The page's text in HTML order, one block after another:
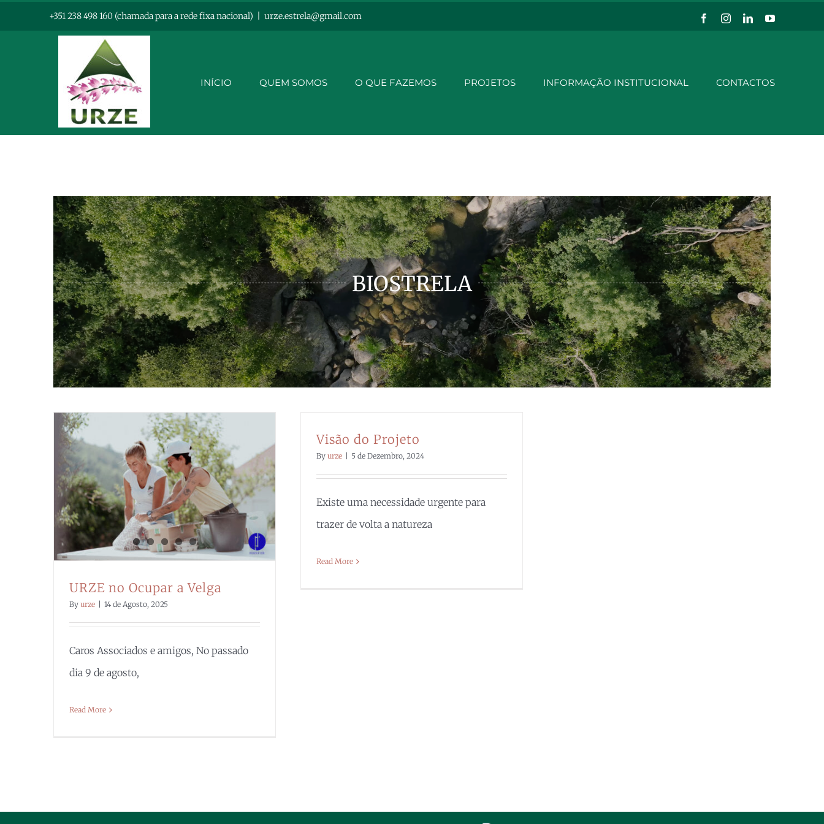
+351 238 498 160 (chamada para a rede fixa nacional) urze.estrela@gmail.com FacebookInstagramLinkedInYouTube
INÍCIO QUEM SOMOS O QUE FAZEMOS PROJETOS INFORMAÇÃO INSTITUCIONAL CONTACTOS
BIOSTRELA
URZE no Ocupar a Velga
By urze 14 de Agosto, 2025
Caros Associados e amigos, No passado
dia 9 de agosto,
Read More
Visão do Projeto
By urze 5 de Dezembro, 2024
Existe uma necessidade urgente para
trazer de volta a natureza
Read More